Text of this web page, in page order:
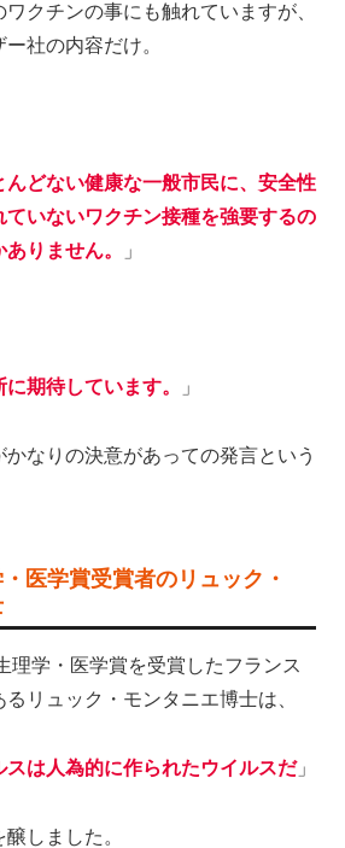
クチンの事にも触れていますが、
社の内容だけ。
んどない健康な一般市民に、安全性
ていないワクチン接種を強要するの
りません。
」
期待しています。 」
なりの決意があっての発言という
医学賞受賞者のリュック・
理学・医学賞を受賞したフランス
リュック・モンタニエ博士は、
スは人為的に作られたウイルスだ」
しました。